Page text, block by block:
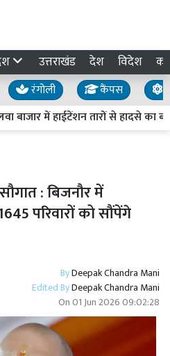
उत्तराखंड देश विदेश
रंगोली कैंपस
में हाईटेंशन तारों से हादसे का
: बिजनौर में
परिवारों को सौंपेंगे
ByDeepak Chandra Mani
Edited ByDeepak Chandra Mani
On01 Jun 2026 09:02:28